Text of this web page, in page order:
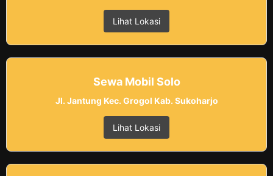
Lihat Lokasi
Sewa Mobil Solo
Jl. Jantung Kec. Grogol Kab. Sukoharjo
Lihat Lokasi